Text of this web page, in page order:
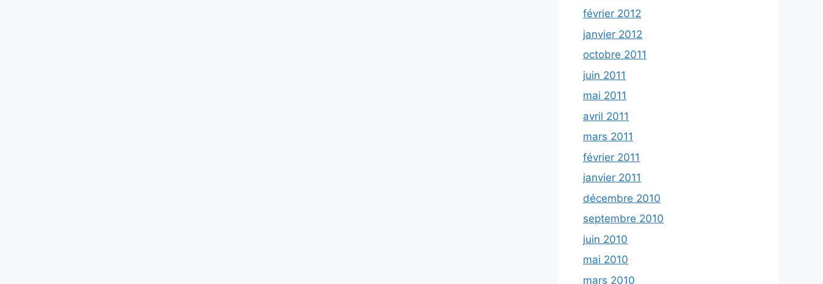
février 2012
janvier 2012
octobre 2011
juin 2011
mai 2011
avril 2011
mars 2011
février 2011
janvier 2011
décembre 2010
septembre 2010
juin 2010
mai 2010
mars 2010